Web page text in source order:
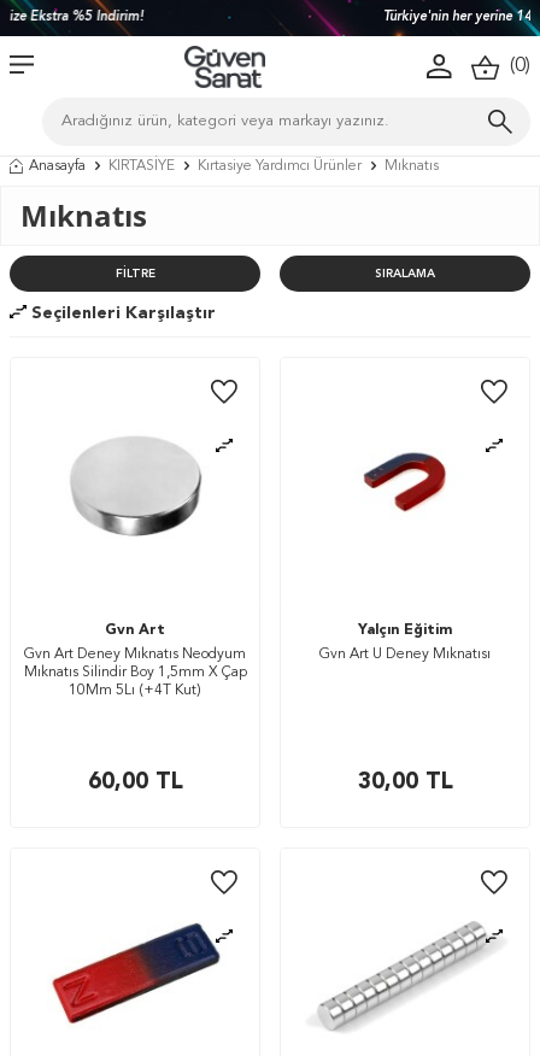
Türkiye'nin her yerine 1450 TL ve üzeri kargo bedava!
(0)
Anasayfa KIRTASİYE Kırtasiye Yardımcı Ürünler Mıknatıs
Mıknatıs
FILTRE SIRALAMA
Seçilenleri Karşılaştır
Gvn Art
Gvn Art Deney Mıknatıs Neodyum
Mıknatıs Silindir Boy 1,5mm X Çap
10Mm 5Lı (+4T Kut)
60,00TL
Yalçın Eğitim
Gvn Art U Deney Mıknatısı
30,00TL